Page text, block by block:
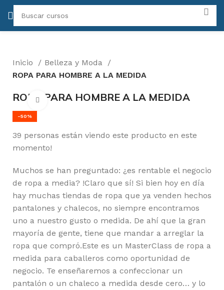
Inicio
Belleza y Moda
ROPA PARA HOMBRE A LA MEDIDA
ROPA PARA HOMBRE A LA MEDIDA
-50%
Click para agrandar
39 personas están viendo este producto en este
momento!
Muchos se han preguntado: ¿es rentable el negocio
de ropa a media? !Claro que sí! Si bien hoy en día
hay muchas tiendas de ropa que ya venden hechos
pantalones y chalecos, no siempre encontramos
uno a nuestro gusto o medida. De ahí que la gran
mayoría de gente, tiene que mandar a arreglar la
ropa que compró.Este es un MasterClass de ropa a
medida para caballeros como oportunidad de
negocio. Te enseñaremos a confeccionar un
pantalón o un chaleco a medida desde cero… y lo